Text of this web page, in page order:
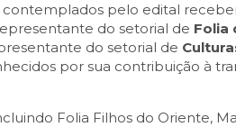
contemplados pelo edital
do setorial de Folia
do setorial de
por sua contribuição à
Folia Filhos do Oriente,